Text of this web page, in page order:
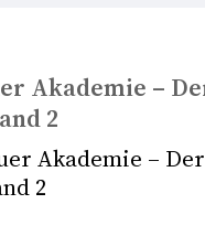
Akademie –
2